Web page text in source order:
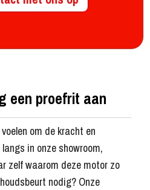
een proefrit aan
om de kracht en
in onze showroom,
zelf waarom deze motor zo
nodig? Onze